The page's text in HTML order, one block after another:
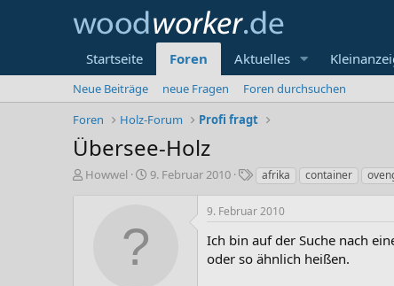
Startseite Foren Aktuelles
Neue Beiträge neue Fragen
Foren durchsuchen
Foren
Holz-Forum Profi fragt
Übersee-Holz
E
Howwel
E
9. Februar 2010
S
h
a
g
w
afrika container
9. Februar 2010
Ich bin auf der Suche nach
oder so ähnlich heißen.